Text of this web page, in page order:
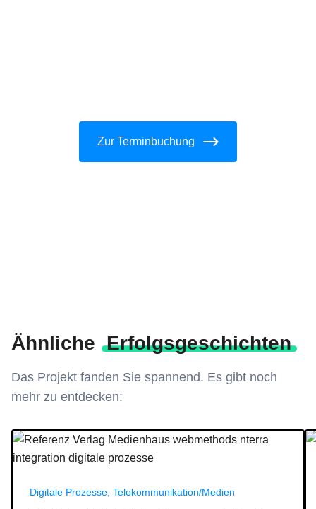
Zur Terminbuchung
Ähnliche Erfolgsgeschichten
Das Projekt fanden Sie spannend. Es gibt noch
mehr zu entdecken:
Digitale Prozesse, Telekommunikation/Medien